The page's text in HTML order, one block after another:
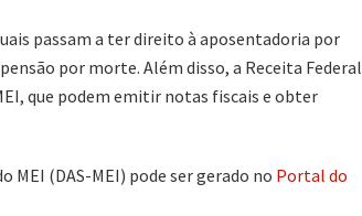
passam a ter direito à aposentadoria por
por morte. Além disso, a Receita Federal
que podem emitir notas fiscais e obter
(DAS-MEI) pode ser gerado no Portal do